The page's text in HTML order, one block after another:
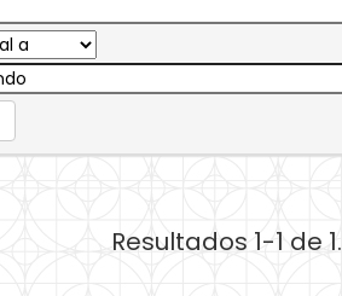
Resultados 1-1 de 1.